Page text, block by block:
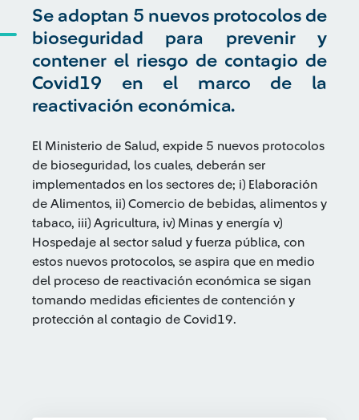
Se adoptan 5 nuevos protocolos de
bioseguridad para prevenir y
contener el riesgo de contagio de
Covid19 en el marco de la
reactivación económica.
El Ministerio de Salud, expide 5 nuevos protocolos
de bioseguridad, los cuales, deberán ser
implementados en los sectores de; i) Elaboración
de Alimentos, ii) Comercio de bebidas, alimentos y
tabaco, iii) Agricultura, iv) Minas y energía v)
Hospedaje al sector salud y fuerza pública, con
estos nuevos protocolos, se aspira que en medio
del proceso de reactivación económica se sigan
tomando medidas eficientes de contención y
protección al contagio de Covid19.